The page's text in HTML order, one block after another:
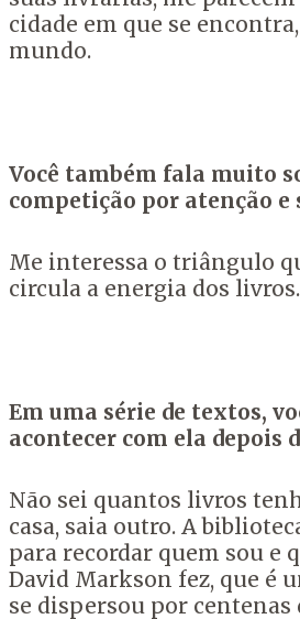
cidade em que se
mundo.
Você também fala muito
competição por atenção e
Me interessa o triângulo
circula a energia dos
Em uma série de textos,
acontecer com ela depois
Não sei quantos livros
casa, saia outro. A
para recordar quem sou e
David Markson fez, que é
se dispersou por